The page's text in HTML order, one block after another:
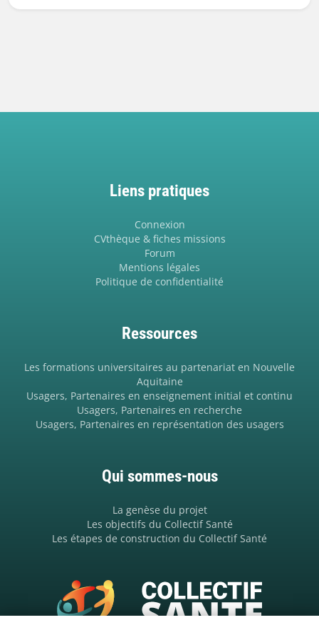
Liens pratiques
Connexion
CVthèque & fiches missions
Forum
Mentions légales
Politique de confidentialité
Ressources
Les formations universitaires au partenariat en Nouvelle
Aquitaine
Usagers, Partenaires en enseignement initial et continu
Usagers, Partenaires en recherche
Usagers, Partenaires en représentation des usagers
Qui sommes-nous
La genèse du projet
Les objectifs du Collectif Santé
Les étapes de construction du Collectif Santé